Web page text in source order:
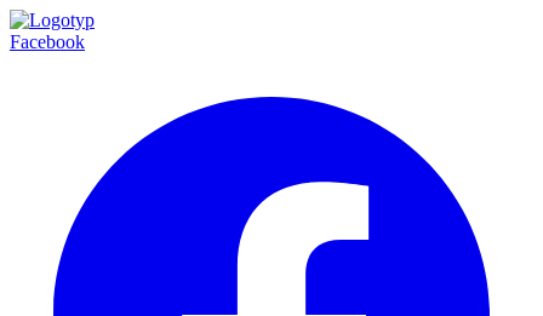
Facebook